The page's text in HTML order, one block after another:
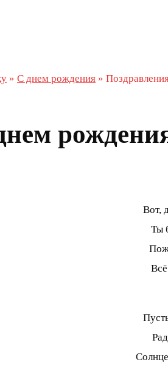
» С днем рождения »
Вот,
Ты